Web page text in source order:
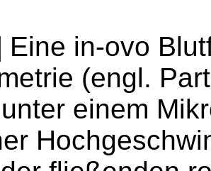
Eine in-ovo
(engl.
einem